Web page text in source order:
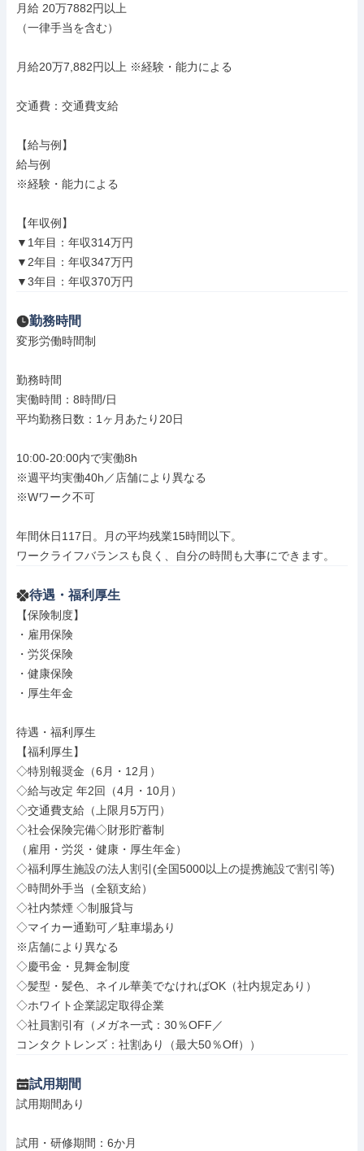
月給 20万7882円以上
（一律手当を含む）
月給20万7,882円以上 ※経験・能力による
交通費：交通費支給
【給与例】
給与例
※経験・能力による
【年収例】
▼1年目：年収314万円
▼2年目：年収347万円
▼3年目：年収370万円
勤務時間
変形労働時間制
勤務時間
実働時間：8時間/日
平均勤務日数：1ヶ月あたり20日
10:00-20:00内で実働8h
※週平均実働40h／店舗により異なる
※Wワーク不可
年間休日117日。月の平均残業15時間以下。
ワークライフバランスも良く、自分の時間も大事にできます。
待遇・福利厚生
【保険制度】
・雇用保険
・労災保険
・健康保険
・厚生年金
待遇・福利厚生
【福利厚生】
◇特別報奨金（6月・12月）
◇給与改定 年2回（4月・10月）
◇交通費支給（上限月5万円）
◇社会保険完備◇財形貯蓄制
（雇用・労災・健康・厚生年金）
◇福利厚生施設の法人割引(全国5000以上の提携施設で割引等)
◇時間外手当（全額支給）
◇社内禁煙 ◇制服貸与
◇マイカー通勤可／駐車場あり
※店舗により異なる
◇慶弔金・見舞金制度
◇髪型・髪色、ネイル華美でなければOK（社内規定あり）
◇ホワイト企業認定取得企業
◇社員割引有（メガネ一式：30％OFF／
コンタクトレンズ：社割あり（最大50％Off））
試用期間
試用期間あり
試用・研修期間：6か月